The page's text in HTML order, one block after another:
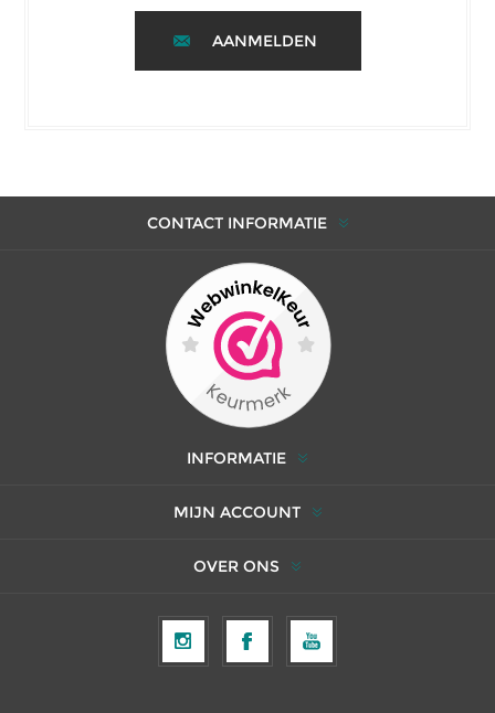
AANMELDEN
CONTACT INFORMATIE
INFORMATIE
MIJN ACCOUNT
OVER ONS